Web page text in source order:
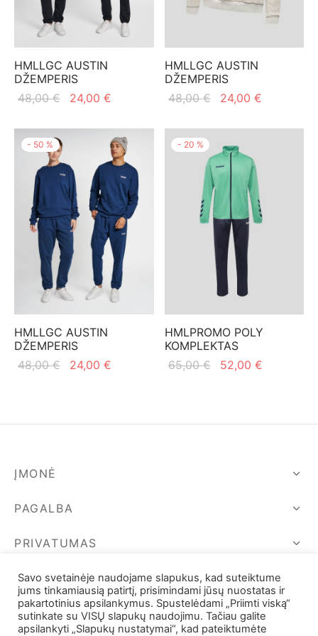
HMLLGC AUSTIN
DŽEMPERIS
48,00€
Original
was:
48,00 €.
24,00 €
24,00 €.
HMLLGC AUSTIN
DŽEMPERIS
48,00€
Original
was:
48,00 €.
24,00 €
24,00 €.
- 50 %
HMLLGC AUSTIN
DŽEMPERIS
48,00€
Original
24,00 €
- 20 %
HMLPROMO POLY
KOMPLEKTAS
65,00€
Original
52,00 €
ĮMONĖ
PAGALBA
PRIVATUMAS
SEKIME MUS
Savo svetainėje naudojame slapukus, kad suteiktume
jums tinkamiausią patirtį, prisimindami jūsų nuostatas ir
pakartotinius apsilankymus. Spustelėdami „Priimti viską“
sutinkate su VISŲ slapukų naudojimu. Tačiau galite
apsilankyti „Slapukų nustatymai“, kad pateiktumėte